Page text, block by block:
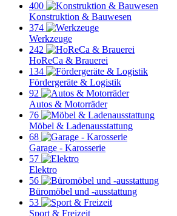
400
Konstruktion & Bauwesen
374
Werkzeuge
242
HoReCa & Brauerei
134
Fördergeräte & Logistik
92
Autos & Motorräder
76
Möbel & Ladenausstattung
68
Garage - Karosserie
57
Elektro
56
Büromöbel und -ausstattung
53
Sport & Freizeit